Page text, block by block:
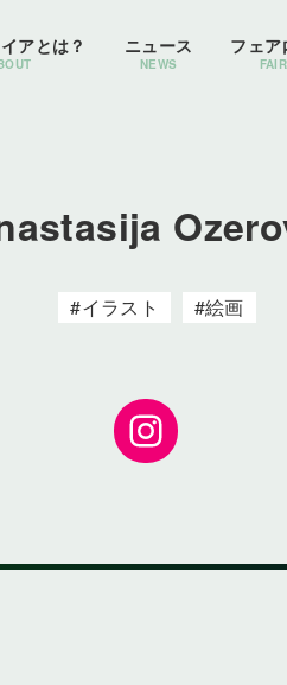
アとは？ ニュース
NEWS
フェア
FAIR
イラスト 絵画
Instagram